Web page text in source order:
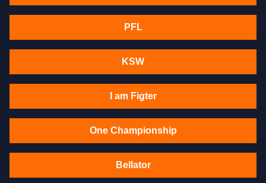
PFL
KSW
I am Figter
One Championship
Bellator